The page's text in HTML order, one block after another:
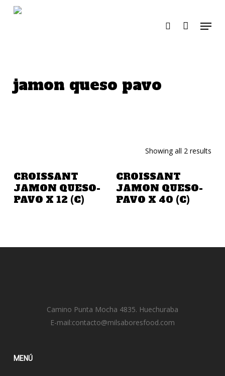
search Menu
jamon queso pavo
Showing all 2 results
Añadir A La Cotización
CROISSANT
JAMON QUESO-
PAVO X 12 (C)
Añadir A La Cotización
CROISSANT
JAMON QUESO-
PAVO X 40 (C)
Camino Punta Mocha 4835. Huechuraba
E-mail:contacto@milsaboresfood.com
MENÚ